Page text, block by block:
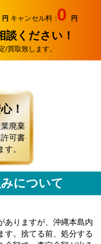
円 キャンセル料：0 円
談ください！
/買取致します。
！
廃棄
可書
す。
について
ありますが、沖縄本島内
す。捨てる前、処分する